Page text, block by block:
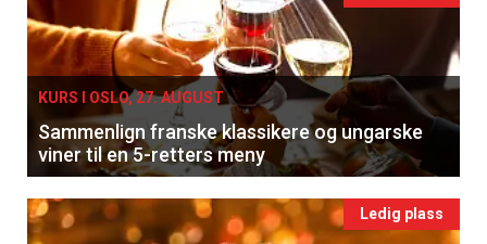
KURS I OSLO, 27. AUGUST
Sammenlign franske klassikere og ungarske
viner til en 5-retters meny
Ledig plass